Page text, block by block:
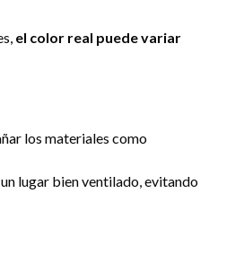
el color real puede variar
los materiales como
lugar bien ventilado, evitando